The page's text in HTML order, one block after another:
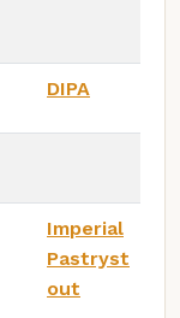
DIPA
Imperial
Pastryst
out